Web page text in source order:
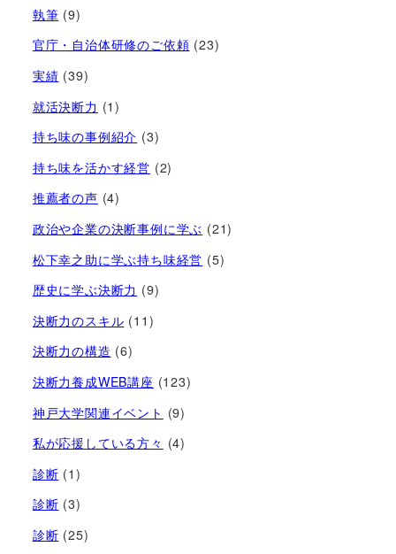
執筆 (9)
官庁・自治体研修のご依頼 (23)
実績 (39)
就活決断力 (1)
持ち味の事例紹介 (3)
持ち味を活かす経営​ (2)
推薦者の声 (4)
政治や企業の決断事例に学ぶ (21)
松下幸之助に学ぶ持ち味経営 (5)
歴史に学ぶ決断力 (9)
決断力のスキル (11)
決断力の構造 (6)
決断力養成WEB講座 (123)
神戸大学関連イベント (9)
私が応援している方々 (4)
診断 (1)
診断 (3)
診断 (25)